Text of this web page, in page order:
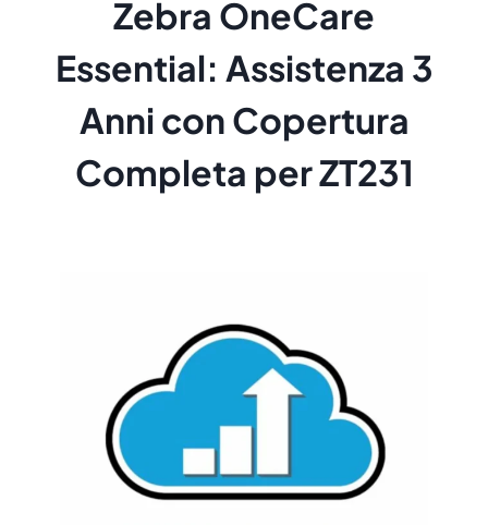
Zebra OneCare
Essential: Assistenza 3
Anni con Copertura
Completa per ZT231